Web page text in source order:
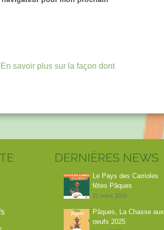
En savoir plus sur la façon dont
DERNIÈRES NEWS
Le Pays des Carrioles
fêtes Pâques
21 mars 2026
Pâques, La Chasse aux
oeufs 2025